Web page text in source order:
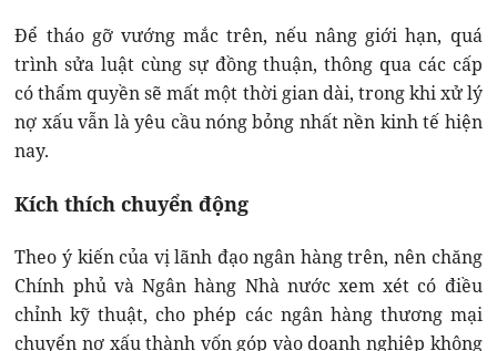
Để tháo gỡ vướng mắc trên, nếu nâng giới hạn, quá
trình sửa luật cùng sự đồng thuận, thông qua các cấp
có thẩm quyền sẽ mất một thời gian dài, trong khi xử lý
nợ xấu vẫn là yêu cầu nóng bỏng nhất nền kinh tế hiện
nay.
Kích thích chuyển động
Theo ý kiến của vị lãnh đạo ngân hàng trên, nên chăng
Chính phủ và Ngân hàng Nhà nước xem xét có điều
chỉnh kỹ thuật, cho phép các ngân hàng thương mại
chuyển nợ xấu thành vốn góp vào doanh nghiệp không